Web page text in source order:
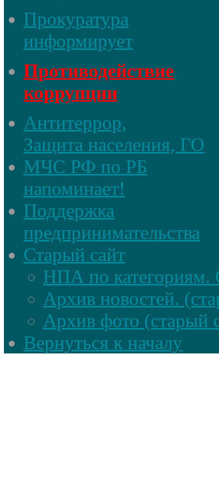
Прокуратура
информирует
Противодействие
коррупции
Антитеррор,
Защита населения, ГО
МЧС РФ по РБ
напоминает!
Поддержка
предпринимательства
Старый сайт
НПА по категориям.
Архив новостей.
Архив фото (старый
Вернуться к началу